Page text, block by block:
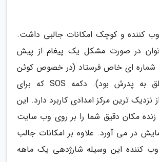
کننده و کوچک امکانات جالبی داشت.
در صورت مشکل یک پیغام از پیش
ای خاص فرستاد (در خصوص کوئن
این شماره متعلق به پدرش بود). دکمه SOS که برای
ترین مرکز امدادی کاربرد دارد. این
مکان دقیق شما را بر روی وب سایت
در می آورد. علاوه بر امکانات جالب
کننده این وسیله شارژدهی یک ماهه